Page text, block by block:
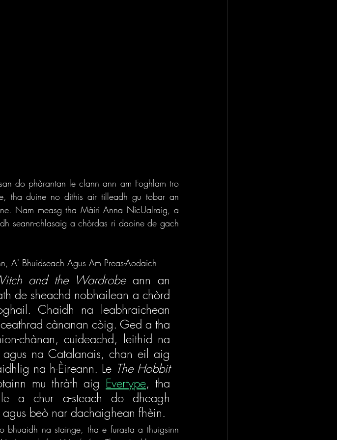
do phàrantan le clann ann am Foghlam tro
tha duine no dithis air tilleadh gu tobar an
Nam measg tha Màiri Anna NicUalraig, a
seann-chlasaig a chòrdas ri daoine de gach
A' Bhuidseach Agus Am Preas-Aodaich
and the Wardrobe ann an
de sheachd nobhailean a chòrd
Chaidh na leabhraichean
cànanan còig. Ged a tha
chànan, cuideachd, leithid na
na Catalanais, chan eil aig
na h-Èireann. Le
The Hobbit
mu thràth aig Evertype, tha
a chur a-steach do dheagh
beò nar dachaighean fhèin.
na stainge, tha e furasta a thuigsinn